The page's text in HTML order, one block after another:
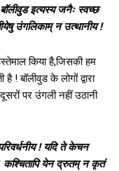
इत्यस्य जनैः स्वच्छ
उंगलिकाम् न उत्थानीय !
किया है,जिसकी हम
! बॉलीवुड के लोगों द्वारा
पर उंगली नहीं उठानी
! यदि ते केचन
कश्चितापि येन द्रुतम् न कृतं